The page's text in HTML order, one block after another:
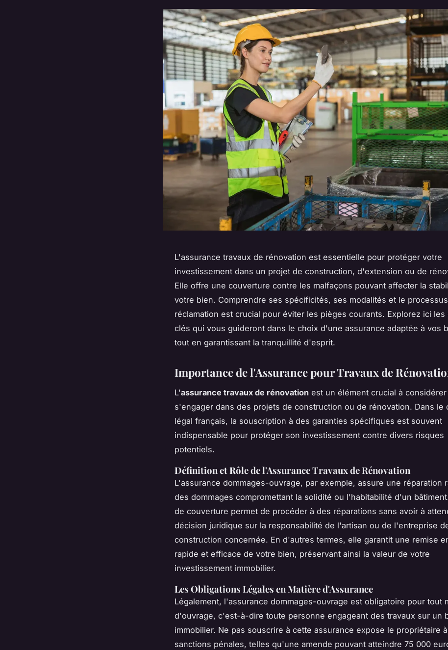
L'assurance travaux de rénovation est essentielle pour protéger votre
investissement dans un projet de construction, d'extension ou de
Elle offre une couverture contre les malfaçons pouvant affecter la
votre bien. Comprendre ses spécificités, ses modalités et le
réclamation est crucial pour éviter les pièges courants. Explorez ici les
clés qui vous guideront dans le choix d'une assurance adaptée à vos
tout en garantissant la tranquillité d'esprit.
Importance de l'Assurance pour Travaux de
L'assurance travaux de rénovation est un élément crucial à
s'engager dans des projets de construction ou de rénovation. Dans le
légal français, la souscription à des garanties spécifiques est souvent
indispensable pour protéger son investissement contre divers risques
potentiels.
Définition et Rôle de l'Assurance Travaux de Rénovation
L'assurance dommages-ouvrage, par exemple, assure une réparation
des dommages compromettant la solidité ou l'habitabilité d'un
de couverture permet de procéder à des réparations sans avoir à
décision juridique sur la responsabilité de l'artisan ou de l'entreprise
construction concernée. En d'autres termes, elle garantit une remise
rapide et efficace de votre bien, préservant ainsi la valeur de votre
investissement immobilier.
Les Obligations Légales en Matière d'Assurance
Légalement, l'assurance dommages-ouvrage est obligatoire pour tout
d'ouvrage, c'est-à-dire toute personne engageant des travaux sur un
immobilier. Ne pas souscrire à cette assurance expose le propriétaire
sanctions pénales, telles qu'une amende pouvant atteindre 75 000